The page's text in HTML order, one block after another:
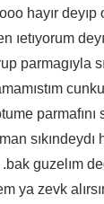
hayır
ıetıyorum
parmagıyla
sıkındeydı
.bak guzelım
ya zevk